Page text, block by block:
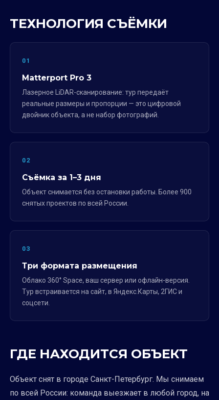
ТЕХНОЛОГИЯ СЪЁМКИ
01
Matterport Pro 3
Лазерное LiDAR-сканирование: тур передаёт
реальные размеры и пропорции — это цифровой
двойник объекта, а не набор фотографий.
02
Съёмка за 1–3 дня
Объект снимается без остановки работы. Более 900
снятых проектов по всей России.
03
Три формата размещения
Облако 360° Space, ваш сервер или офлайн-версия.
Тур встраивается на сайт, в Яндекс.Карты, 2ГИС и
соцсети.
ГДЕ НАХОДИТСЯ ОБЪЕКТ
Объект снят в городе Санкт-Петербург. Мы снимаем
по всей России: команда выезжает в любой город, на